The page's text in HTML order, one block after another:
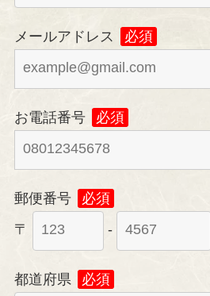
メールアドレス 必須
お電話番号 必須
郵便番号
必須
〒
-
都道府県 必須